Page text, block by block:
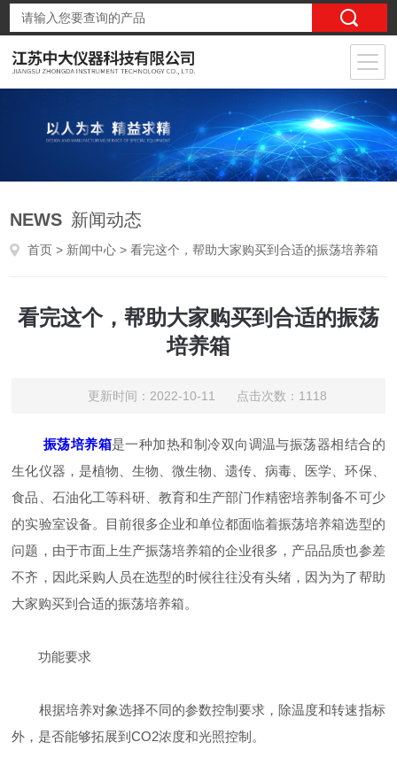
NEWS 新闻动态
首页 > 新闻中心 > 看完这个，帮助大家购买到合适的振荡培养箱
看完这个，帮助大家购买到合适的振荡
培养箱
更新时间：2022-10-11 点击次数：1118
振荡培养箱是一种加热和制冷双向调温与振荡器相结合的
生化仪器，是植物、生物、微生物、遗传、病毒、医学、环保、
食品、石油化工等科研、教育和生产部门作精密培养制备不可少
的实验室设备。目前很多企业和单位都面临着振荡培养箱选型的
问题，由于市面上生产振荡培养箱的企业很多，产品品质也参差
不齐，因此采购人员在选型的时候往往没有头绪，因为为了帮助
大家购买到合适的振荡培养箱。
功能要求
根据培养对象选择不同的参数控制要求，除温度和转速指标
外，是否能够拓展到CO2浓度和光照控制。